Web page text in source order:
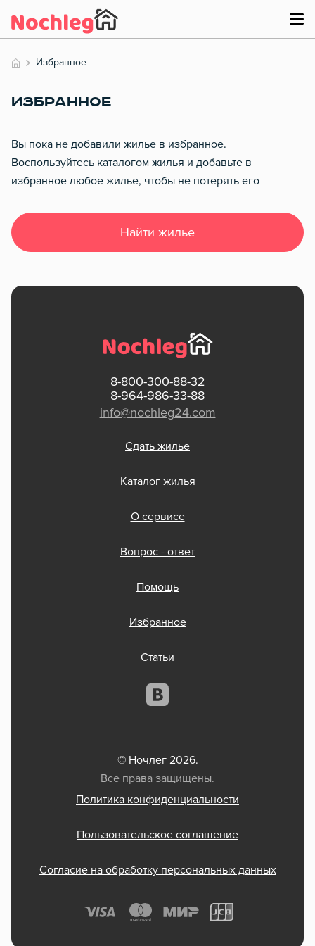
Избранное
ИЗБРАННОЕ
Вы пока не добавили жилье в избранное.
Воспользуйтесь каталогом жилья и добавьте в
избранное любое жилье, чтобы не потерять его
Найти жилье
8-800-300-88-32
8-964-986-33-88
info@nochleg24.com
Сдать жилье
Каталог жилья
О сервисе
Вопрос - ответ
Помощь
Избранное
Статьи
© Ночлег 2026.
Все права защищены.
Политика конфиденциальности
Пользовательское соглашение
Согласие на обработку персональных данных